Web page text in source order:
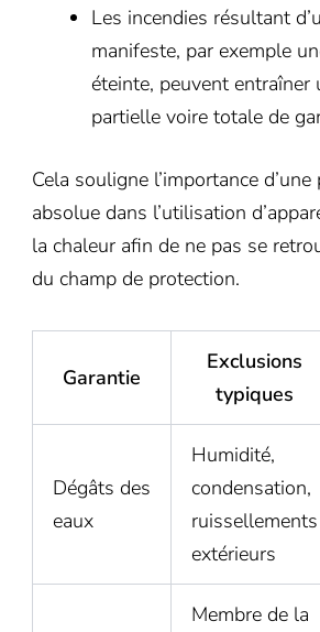
Les incendies résultant
manifeste, par exemple
éteinte, peuvent entraîner
partielle voire totale de
Cela souligne l’importance d’une
absolue dans l’utilisation
la chaleur afin de ne pas se
du champ de protection.
Garantie
Exclusions
typiques
Dégâts des
eaux
Humidité,
condensation,
ruissellements
extérieurs
Membre de la